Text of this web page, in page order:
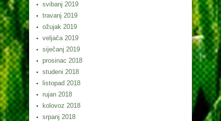
svibanj 2019
travanj 2019
ožujak 2019
veljača 2019
siječanj 2019
prosinac 2018
studeni 2018
listopad 2018
rujan 2018
kolovoz 2018
srpanj 2018